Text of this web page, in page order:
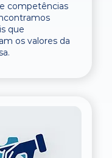
competências
que
os valores da